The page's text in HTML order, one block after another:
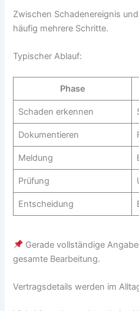
Zwischen Schadenereignis
häufig mehrere Schritte.
Typischer Ablauf:
Phase
Schaden erkennen
Dokumentieren
Meldung
Prüfung
Entscheidung
Gerade vollständige
gesamte Bearbeitung.
Vertragsdetails werden im